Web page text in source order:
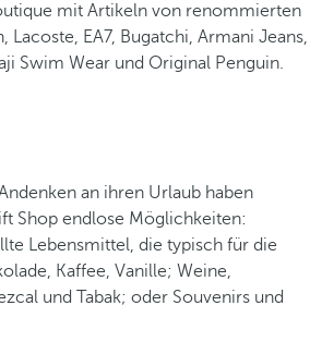
mit Artikeln von renommierten
Lacoste, EA7, Bugatchi, Armani Jeans,
Swim Wear und Original Penguin.
an ihren Urlaub haben
Shop endlose Möglichkeiten:
Lebensmittel, die typisch für die
Kaffee, Vanille; Weine,
und Tabak; oder Souvenirs und